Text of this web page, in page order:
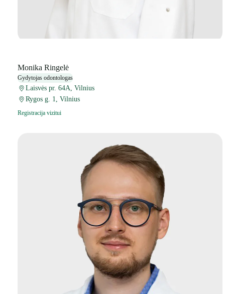
Monika Ringelė
Gydytojas odontologas
Laisvės pr. 64A, Vilnius
Rygos g. 1, Vilnius
Registracija vizitui